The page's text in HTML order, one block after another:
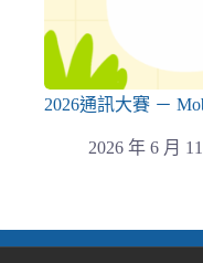
2026通訊大賽 －
2026 年 6 月